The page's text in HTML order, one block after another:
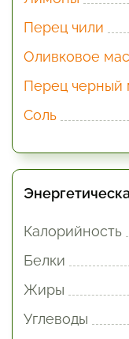
Перец чили
Оливковое
Перец черный
Соль
Калорийность
Белки
Жиры
Углеводы